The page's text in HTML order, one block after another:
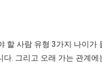
할 사람 유형 3가지 나이가
. 그리고 오래 가는 관계